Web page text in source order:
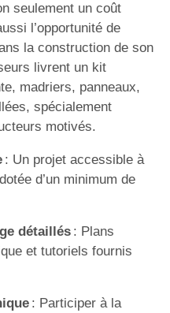
seulement un coût
l’opportunité de
la construction de son
livrent un kit
madriers, panneaux,
spécialement
motivés.
: Un projet accessible à
d’un minimum de
détaillés: Plans
et tutoriels fournis
: Participer à la